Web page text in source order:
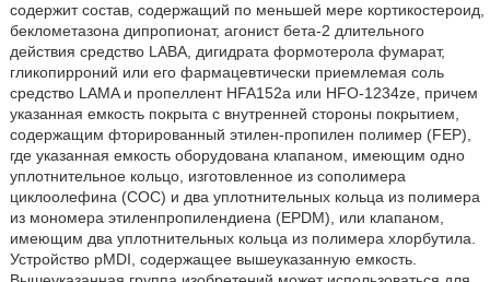
содержит состав, содержащий по меньшей мере кортикостероид,
беклометазона дипропионат, агонист бета-2 длительного
действия средство LABA, дигидрата формотерола фумарат,
гликопирроний или его фармацевтически приемлемая соль
средство LAMA и пропеллент HFA152a или HFO-1234ze, причем
указанная емкость покрыта с внутренней стороны покрытием,
содержащим фторированный этилен-пропилен полимер (FEP),
где указанная емкость оборудована клапаном, имеющим одно
уплотнительное кольцо, изготовленное из сополимера
циклоолефина (COC) и два уплотнительных кольца из полимера
из мономера этиленпропилендиена (EPDM), или клапаном,
имеющим два уплотнительных кольца из полимера хлорбутила.
Устройство pMDI, содержащее вышеуказанную емкость.